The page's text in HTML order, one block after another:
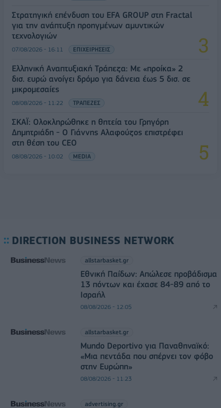
Στρατηγική επένδυση του EFA GROUP στη Fractal
για την ανάπτυξη προηγμένων αμυντικών
τεχνολογιών
07/08/2026 - 16:11 ΕΠΙΧΕΙΡΗΣΕΙΣ
Ελληνική Αναπτυξιακή Τράπεζα: Με «προίκα» 2
δισ. ευρώ ανοίγει δρόμο για δάνεια έως 5 δισ. σε
μικρομεσαίες
08/08/2026 - 11:22 ΤΡΑΠΕΖΕΣ
ΣΚΑΪ: Ολοκληρώθηκε η θητεία του Γρηγόρη
Δημητριάδη - Ο Γιάννης Αλαφούζος επιστρέφει
στη θέση του CEO
08/08/2026 - 10:02 MEDIA
DIRECTION BUSINESS NETWORK
allstarbasket.gr
Εθνική Παίδων: Απώλεσε προβάδισμα
13 πόντων και έχασε 84-89 από το
Ισραήλ
08/08/2026 - 12:05
allstarbasket.gr
Mundo Deportivo για Παναθηναϊκό:
«Μια πεντάδα που σπέρνει τον φόβο
στην Ευρώπη»
08/08/2026 - 11:23
advertising.gr